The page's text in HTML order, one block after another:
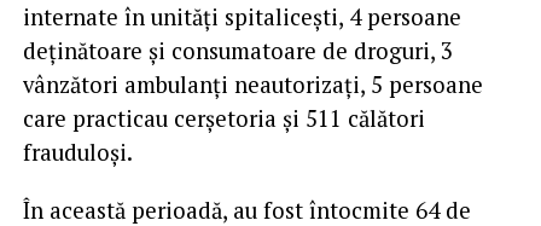
internate în unităţi spitaliceşti, 4 persoane
deținătoare și consumatoare de droguri, 3
vânzători ambulanți neautorizați, 5 persoane
care practicau cerșetoria și 511 călători
frauduloși.
În această perioadă, au fost întocmite 64 de